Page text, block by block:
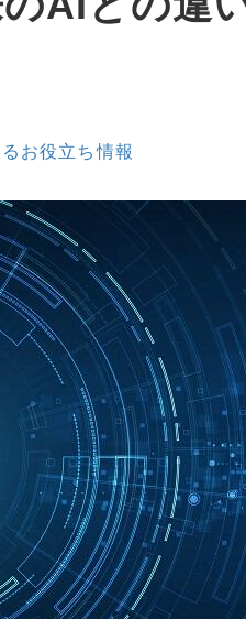
お役立ち情報